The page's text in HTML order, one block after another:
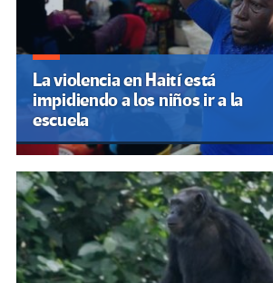
La violencia en Haití está
impidiendo a los niños ir a la
escuela